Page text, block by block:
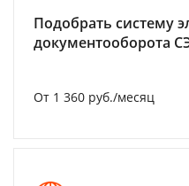
Подобрать систему
документооборота
От 1 360 руб./месяц